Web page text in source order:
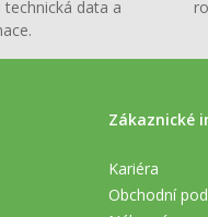
data a
Zákaznické
Kariéra
Obchodní